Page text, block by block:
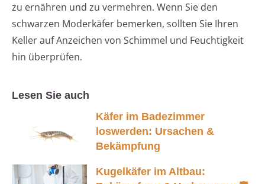
zu ernähren und zu vermehren. Wenn Sie den
schwarzen Moderkäfer bemerken, sollten Sie Ihren
Keller auf Anzeichen von Schimmel und Feuchtigkeit
hin überprüfen.
Lesen Sie auch
Käfer im Badezimmer
loswerden: Ursachen &
Bekämpfung
Kugelkäfer im Altbau: